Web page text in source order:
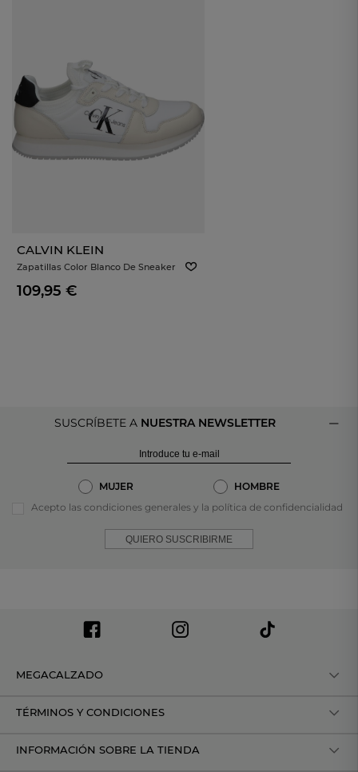
CALVIN KLEIN
Zapatillas Color Blanco De Sneaker
CALVIN KLEIN W0161601w
109,95 €
SUSCRÍBETE A NUESTRA NEWSLETTER
MUJER
HOMBRE
Acepto las condiciones generales y la política de confidencialidad
QUIERO SUSCRIBIRME
MEGACALZADO
TÉRMINOS Y CONDICIONES
INFORMACIÓN SOBRE LA TIENDA